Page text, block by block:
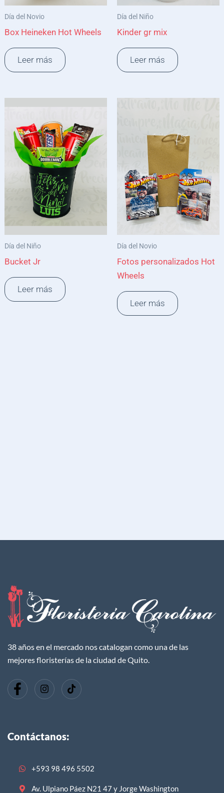
Día del Novio
Box Heineken Hot Wheels
Leer más
Día del Niño
Kinder gr mix
Leer más
Día del Niño
Bucket Jr
Leer más
Día del Novio
Fotos personalizados Hot
Wheels
Leer más
38 años en el mercado nos catalogan como una de las
mejores floristerías de la ciudad de Quito.
Contáctanos:
+593 98 496 5502
Av. Ulpiano Páez N21 47 y Jorge Washington